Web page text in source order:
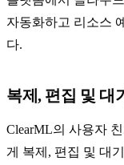
자동화하고 리소스
다.
복제, 편집 및 대
ClearML의 사용자
게 복제, 편집 및 대